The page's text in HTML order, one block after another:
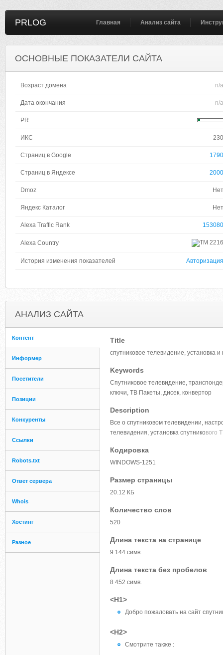
PRLOG Главная Анализ сайта
ОСНОВНЫЕ ПОКАЗАТЕЛИ САЙТА
Возраст домена n/a
Дата окончания n/a
PR
ИКС 230
Страниц в Google 1790
Страниц в Яндексе 2000
Dmoz Нет
Яндекс Каталог Нет
Alexa Traffic Rank 153080
Alexa Country 2216
История изменения показателей Авторизация
АНАЛИЗ САЙТА
Контент
Информер
Посетители
Позиции
Конкуренты
Ссылки
Robots.txt
Ответ сервера
Whois
Хостинг
Разное
Title
спутниковое телевидение, установка
Keywords
Спутниковое телевидение,
ключи, ТВ Пакеты, дисек, конвертор
Description
Все о спутниковом телевидении,
телевидения, установка спутникового
Кодировка
WINDOWS-1251
Размер страницы
20.12 КБ
Количество слов
520
Длина текста на странице
9 144 симв.
Длина текста без пробелов
8 452 симв.
<H1>
Добро пожаловать на сайт
<H2>
Смотрите также :